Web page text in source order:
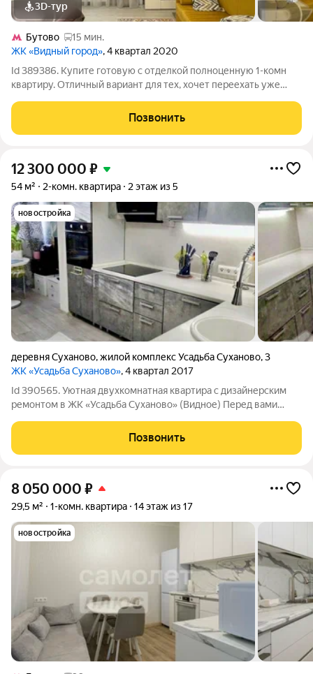
3D-тур
Бутово
15 мин.
ЖК «Видный город», 4 квартал 2020
Id 389386. Купите готовую с отделкой полноценную 1-комн
квартиру. Отличный вариант для тех, хочет переехать уже
счет больших окон в ней много естественного солнечного
света. В вашем распоряжении
Позвонить
12 300 000 ₽
54 м² 2-комн. квартира 2 этаж из 5
новостройка
деревня Суханово,жилой комплекс Усадьба Суханово,3
ЖК «Усадьба Суханово», 4 квартал 2017
Id 390565. Уютная двухкомнатная квартира с дизайнерским
ремонтом в ЖК «Усадьба Суханово» (Видное) Перед вами
просторная квартира 54 кв. м на втором этаже кирпичного
пятиэтажного дома в престижном
Позвонить
8 050 000 ₽
29,5 м² 1-комн. квартира 14 этаж из 17
новостройка